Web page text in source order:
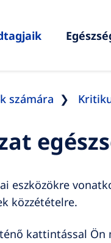
számára
eszközökre
közzétételre.
kattintással